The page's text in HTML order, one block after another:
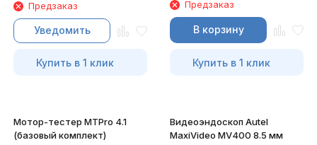
Предзаказ
Уведомить
Купить в 1 клик
Предзаказ
В корзину
Купить в 1 клик
Мотор-тестер MTPro 4.1
(базовый комплект)
Видеоэндоскоп Autel
MaxiVideo MV400 8.5 мм